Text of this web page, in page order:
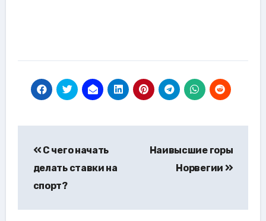
по
записям
С чего начать
делать ставки на
спорт?
Наивысшие горы
Норвегии